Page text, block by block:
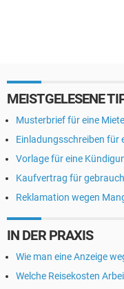
MEISTGELESENE
Musterbrief für eine
Einladungsschreiben für
Vorlage für eine
Kaufvertrag für
Reklamation wegen
IN DER PRAXIS
Wie man eine Anzeige
Welche Reisekosten